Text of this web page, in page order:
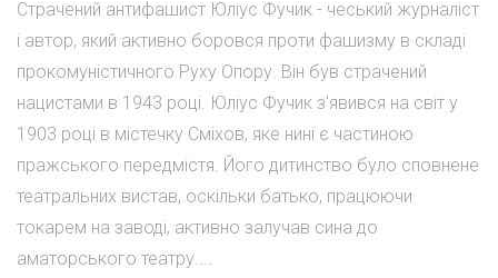
Страчений антифашист Юліус Фучик - чеський журналіст
і автор, який активно боровся проти фашизму в складі
прокомуністичного Руху Опору. Він був страчений
нацистами в 1943 році. Юліус Фучик з'явився на світ у
1903 році в містечку Сміхов, яке нині є частиною
пражського передмістя. Його дитинство було сповнене
театральних вистав, оскільки батько, працюючи
токарем на заводі, активно залучав сина до
аматорського театру....